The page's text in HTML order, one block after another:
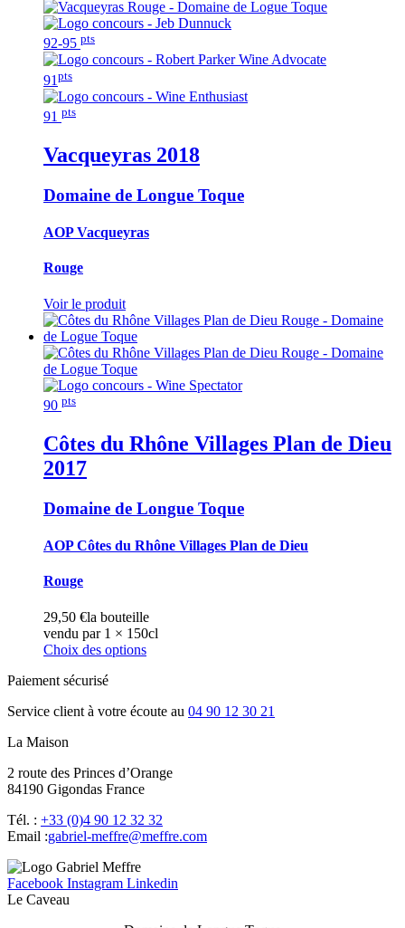
92-95 pts
91 pts
91 pts
Vacqueyras 2018
Domaine de Longue Toque
AOP Vacqueyras
Rouge
Voir le produit
90 pts
Côtes du Rhône Villages Plan de Dieu
2017
Domaine de Longue Toque
AOP Côtes du Rhône Villages Plan de Dieu
Rouge
29,50 €la bouteille
vendu par 1 × 150cl
Choix des options
Paiement sécurisé
Service client à votre écoute au 04 90 12 30 21
La Maison
2 route des Princes d’Orange
84190 Gigondas France
Tél. : +33 (0)4 90 12 32 32
Email :moc.erffem@erffem-leirbag
Facebook Instagram Linkedin
Le Caveau